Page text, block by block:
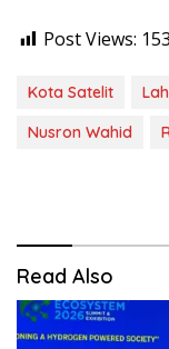
Post Views: 153
Kota Satelit
Nusron Wahid
Read Also